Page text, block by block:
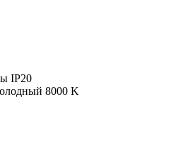
IP20
8000 K